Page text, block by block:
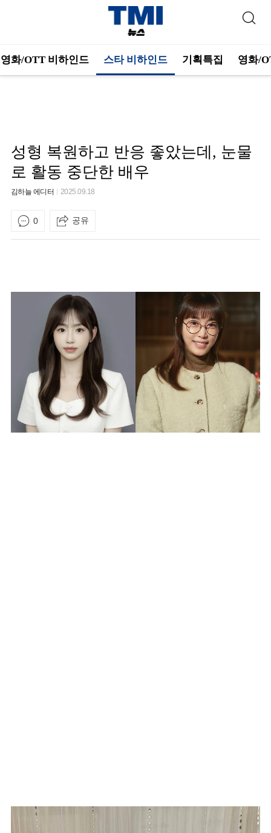
영화/OTT 비하인드 스타 비하인드 기획특집 영화/
성형 복원하고 반응 좋았는데, 눈물
로 활동 중단한 배우
김하늘 에디터 2025.09.18
0 공유